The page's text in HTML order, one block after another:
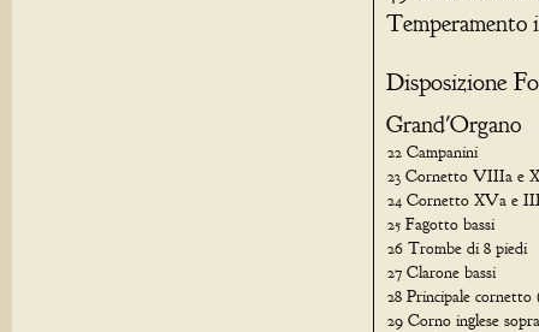
Temperamento
Disposizione
Grand'Organo
22 Campanini
23 Cornetto VIIIa e
24 Cornetto XVa e
25 Fagotto bassi
26 Trombe di 8 piedi
27 Clarone bassi
28 Principale
29 Corno inglese